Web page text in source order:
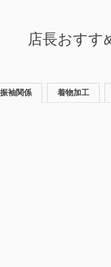
店長おすす
振袖関係 着物加工